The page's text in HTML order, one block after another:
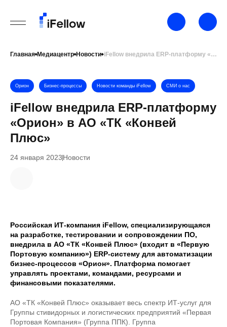
Главная Медиацентр Новости iFellow внедрила ERP-платформу «Орион» в АО «ТК «Конвей Плюс»
iFellow внедрила ERP-платформу
«Орион» в АО «ТК «Конвей
Плюс»
Орион Бизнес-процессы Новости команды iFellow СМИ о нас
24 января 2023Новости
Российская ИТ-компания iFellow, специализирующаяся
на разработке, тестировании и сопровождении ПО,
внедрила в АО «ТК «Конвей Плюс» (входит в «Первую
Портовую компанию») ERP-систему для автоматизации
бизнес-процессов «Орион». Платформа помогает
управлять проектами, командами, ресурсами и
финансовыми показателями.
АО «ТК «Конвей Плюс» оказывает весь спектр ИТ-услуг для
Группы стивидорных и логистических предприятий «Первая
Портовая Компания» (Группа ППК). Группа